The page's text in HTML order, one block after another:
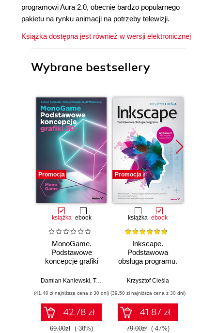
programowi Aura 2.0, obecnie bardzo popularnego
pakietu na rynku animacji na potrzeby telewizji.
Książka dostępna jest również w wersji elektronicznej
Wybrane bestsellery
Promocja
książka ebook
MonoGame.
Podstawowe
koncepcje grafiki
Damian Kaniewski Tomasz Dziubak ,Jacek Matulewski
(41,40 zł najniższa cena z 30 dni)
42.78 zł
69.00zł (-38%)
Promocja
książka ebook
Inkscape.
Podstawowa
obsługa programu.
rozszerzone i
Krzysztof Cieśla
(39,50 zł najniższa cena z 30 dni)
41.87 zł
79.00zł (-47%)